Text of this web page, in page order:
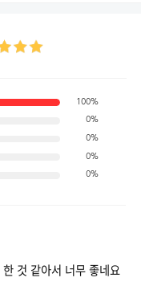
100%
0%
0%
0%
0%
것 같아서 너무 좋네요